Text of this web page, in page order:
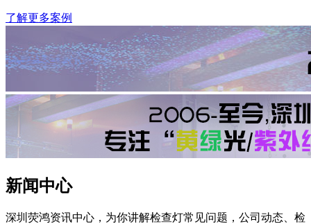
了解更多案例
新闻中心
深圳荧鸿资讯中心，为你讲解检查灯常见问题，公司动态、检